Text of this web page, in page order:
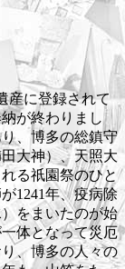
産に登録されて
が終わりまし
、博多の総鎮守
大神）、天照大
る祇園祭のひと
1241年、疫病除
をまいたのが始
体となって災厄
、博多の人々の